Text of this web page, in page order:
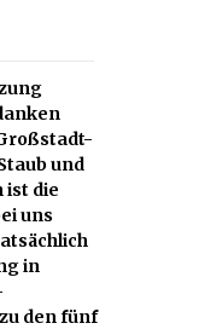
und
ist die
uns
in
den fünf